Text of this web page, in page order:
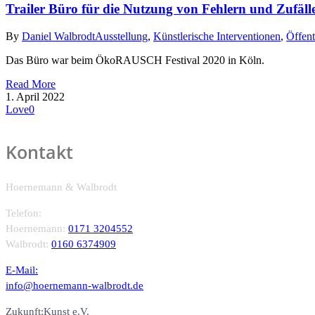
Trailer Büro für die Nutzung von Fehlern und
By Daniel WalbrodtAusstellung, Künstlerische Interventionen,
Das Büro war beim ÖkoRAUSCH Festival 2020 in Köln.
Read More
1. April 2022
Love0
Kontakt
Hoernemann & Walbrodt
Telefon:
Hoernemann: 0171 3204552
Walbrodt: 0160 6374909
E-Mail:
info@hoernemann-walbrodt.de
Zukunft:Kunst e.V.